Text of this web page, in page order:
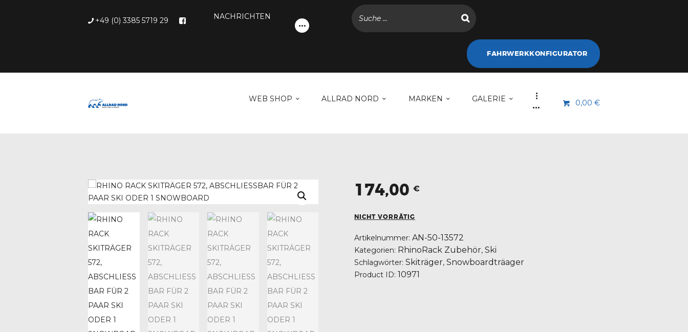
+49 (0) 3385 5719 29 NACHRICHTEN
FAHRWERKKONFIGURATOR
WEB SHOP ALLRAD NORD MARKEN GALERIE 0,00 €
KONTODETAILS
GALERIE
174,00 €
NICHT VORRÄTIG
Artikelnummer: AN-50-13572
Kategorien: RhinoRack Zubehör, Ski
Schlagwörter: Skiträger, Snowboardträager
Product ID: 10971